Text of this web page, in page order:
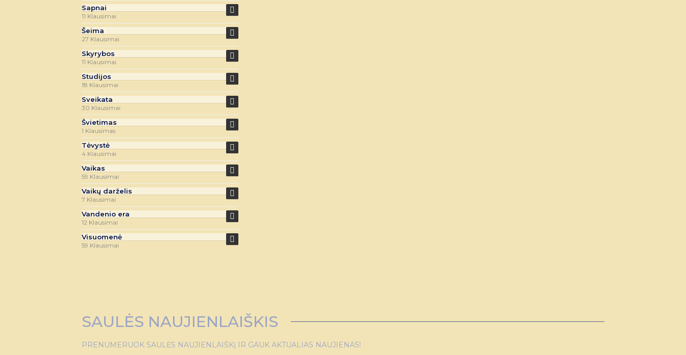
Sapnai
11 Klausimai
Šeima
27 Klausimai
Skyrybos
11 Klausimai
Studijos
18 Klausimai
Sveikata
30 Klausimai
Švietimas
1 Klausimas
Tėvystė
4 Klausimai
Vaikas
59 Klausimai
Vaikų darželis
7 Klausimai
Vandenio era
12 Klausimai
Visuomenė
59 Klausimai
SAULĖS NAUJIENLAIŠKIS
PRENUMERUOK SAULĖS NAUJIENLAIŠKĮ IR GAUK AKTUALIAS NAUJIENAS!